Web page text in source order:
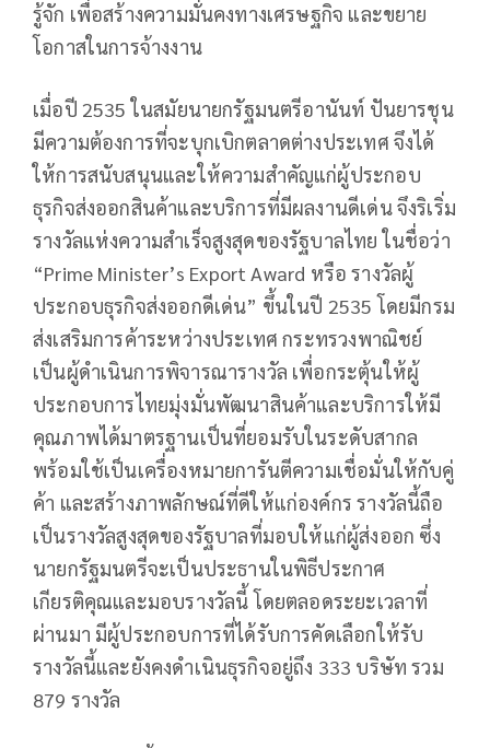
รู้จัก เพื่อสร้างความมั่นคงทางเศรษฐกิจ และขยาย
โอกาสในการจ้างงาน
เมื่อปี 2535 ในสมัยนายกรัฐมนตรีอานันท์ ปันยารชุน
มีความต้องการที่จะบุกเบิกตลาดต่างประเทศ จึงได้
ให้การสนับสนุนและให้ความสำคัญแก่ผู้ประกอบ
ธุรกิจส่งออกสินค้าและบริการที่มีผลงานดีเด่น จึงริเริ่ม
รางวัลแห่งความสำเร็จสูงสุดของรัฐบาลไทย ในชื่อว่า
“Prime Minister’s Export Award หรือ รางวัลผู้
ประกอบธุรกิจส่งออกดีเด่น” ขึ้นในปี 2535 โดยมีกรม
ส่งเสริมการค้าระหว่างประเทศ กระทรวงพาณิชย์
เป็นผู้ดำเนินการพิจารณารางวัล เพื่อกระตุ้นให้ผู้
ประกอบการไทยมุ่งมั่นพัฒนาสินค้าและบริการให้มี
คุณภาพได้มาตรฐานเป็นที่ยอมรับในระดับสากล
พร้อมใช้เป็นเครื่องหมายการันตีความเชื่อมั่นให้กับคู่
ค้า และสร้างภาพลักษณ์ที่ดีให้แก่องค์กร รางวัลนี้ถือ
เป็นรางวัลสูงสุดของรัฐบาลที่มอบให้แก่ผู้ส่งออก ซึ่ง
นายกรัฐมนตรีจะเป็นประธานในพิธีประกาศ
เกียรติคุณและมอบรางวัลนี้ โดยตลอดระยะเวลาที่
ผ่านมา มีผู้ประกอบการที่ได้รับการคัดเลือกให้รับ
รางวัลนี้และยังคงดำเนินธุรกิจอยู่ถึง 333 บริษัท รวม
879 รางวัล